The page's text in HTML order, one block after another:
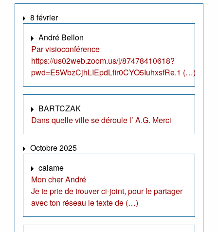
8 février
André Bellon
Par visioconférence
https://us02web.zoom.us/j/87478410618?
pwd=E5WbzCjhLIEpdLfir0CYO5IuhxsfRe.1 (…)
BARTCZAK
Dans quelle ville se déroule l’ A.G. Merci
Octobre 2025
calame
Mon cher André
Je te prie de trouver ci-joint, pour le partager
avec ton réseau le texte de (…)